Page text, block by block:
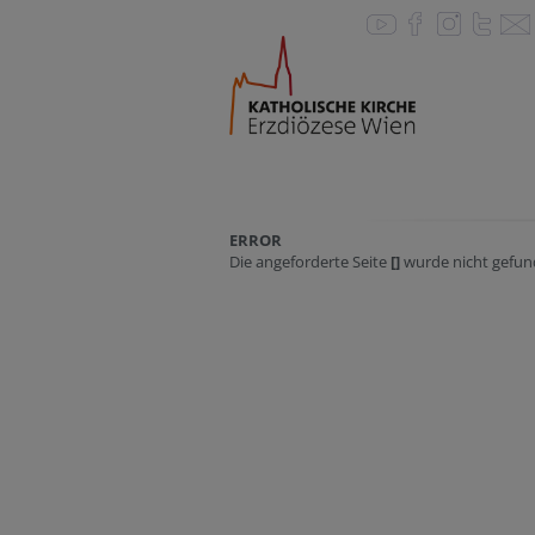
ERROR
Die angeforderte Seite []wurde nicht